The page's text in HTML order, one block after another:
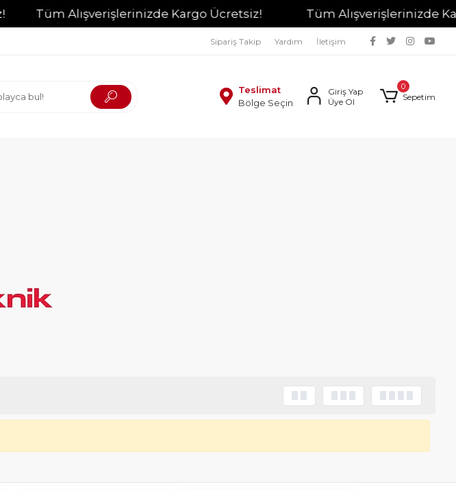
Tüm Alışverişlerinizde Kargo Ücretsiz! Tüm Alışverişlerinizde Kargo
Sipariş Takip Yardım İletişim
Teslimat
Bölge Seçin
Giriş Yap
Üye Ol
0
Sepetim